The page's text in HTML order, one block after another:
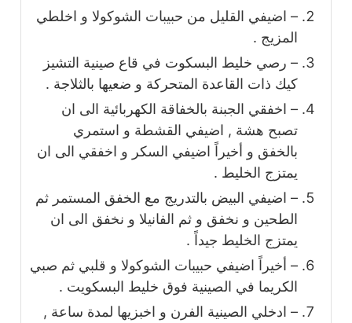
– اضيفي القليل من حبيبات الشوكولا و اخلطي
المزيج .
– رصي خليط البسكوت في قاع صينية التشيز
كيك ذات القاعدة المتحركة و ضعيها بالثلاجة .
– اخفقي الجبنة بالخفاقة الكهربائية الى ان
تصبح هشة , اضيفي القشطة و استمري
بالخفق و أخيراً اضيفي السكر و اخفقي الى ان
يمتزج الخليط .
– اضيفي البيض بالتدريج مع الخفق المستمر ثم
الطحين و نخفق و ثم الفانيلا و نخفق الى ان
يمتزج الخليط جيداً .
– أخيراً اضيفي حبيبات الشوكولا و قلبي ثم صبي
الكريما في الصينية فوق خليط البسكويت .
– ادخلي الصينية الفرن و اخبزيها لمدة ساعة ,